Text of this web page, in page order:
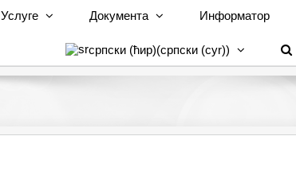
Услуге Документа Информатор
српски (ћир)(српски (cyr))